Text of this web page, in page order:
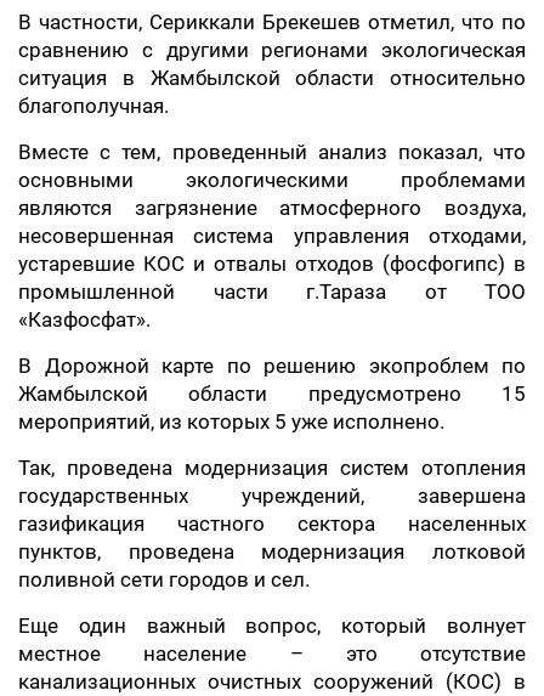
В частности, Сериккали Брекешев отметил, что по
сравнению с другими регионами экологическая
ситуация в Жамбылской области относительно
благополучная.
Вместе с тем, проведенный анализ показал, что
основными экологическими проблемами
являются загрязнение атмосферного воздуха,
несовершенная система управления отходами,
устаревшие КОС и отвалы отходов (фосфогипс) в
промышленной части г.Тараза от ТОО
«Казфосфат».
В Дорожной карте по решению экопроблем по
Жамбылской области предусмотрено 15
мероприятий, из которых 5 уже исполнено.
Так, проведена модернизация систем отопления
государственных учреждений, завершена
газификация частного сектора населенных
пунктов, проведена модернизация лотковой
поливной сети городов и сел.
Еще один важный вопрос, который волнует
местное население – это отсутствие
канализационных очистных сооружений (КОС) в